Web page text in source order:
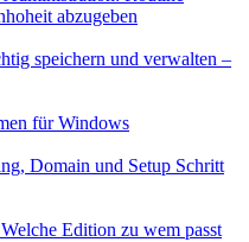
abzugeben
speichern und verwalten –
für Windows
Domain und Setup Schritt
Edition zu wem passt